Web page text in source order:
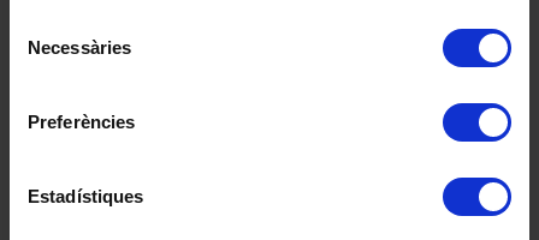
Necessàries
Preferències
Estadístiques
concert social
Enllaços d'interès
Resolució DSI/4823/2025, de 23 de desembre, per la
qual s’obre convocatòria per a la provisió dels serveis de